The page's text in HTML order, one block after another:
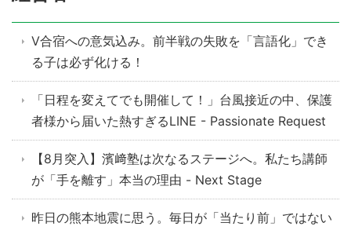
V合宿への意気込み。前半戦の失敗を「言語化」でき
る子は必ず化ける！
「日程を変えてでも開催して！」台風接近の中、保護
者様から届いた熱すぎるLINE - Passionate Request
【8月突入】濱﨑塾は次なるステージへ。私たち講師
が「手を離す」本当の理由 - Next Stage
昨日の熊本地震に思う。毎日が「当たり前」ではない